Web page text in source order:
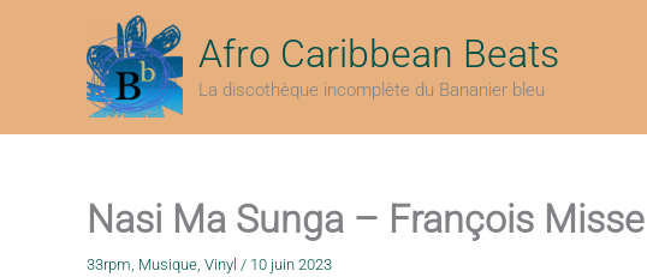
Afro Caribbean Beats
La discothèque incomplète du Bananier bleu
Nasi Ma Sunga – François
33rpm, Musique, Vinyl / 10 juin 2023